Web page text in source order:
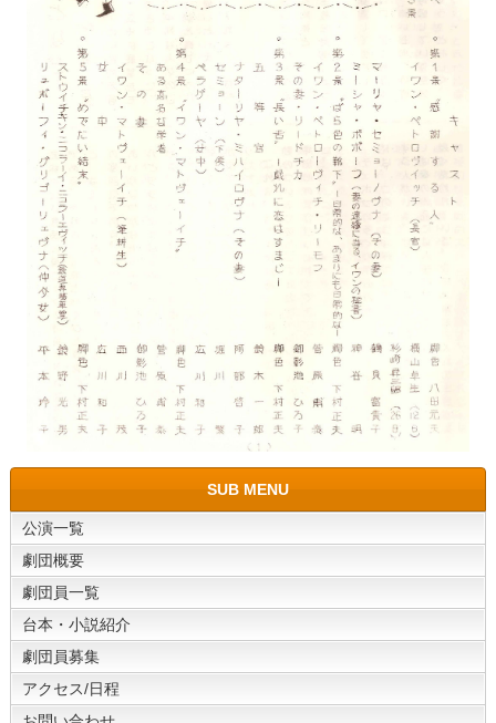
SUB MENU
公演一覧
劇団概要
劇団員一覧
台本・小説紹介
劇団員募集
アクセス/日程